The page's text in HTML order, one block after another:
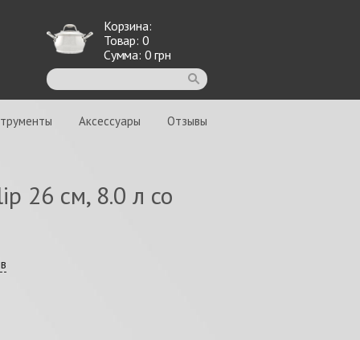
Корзина:
Товар: 0
Сумма: 0 грн
Аксессуары Отзывы
26 cм, 8.0 л со